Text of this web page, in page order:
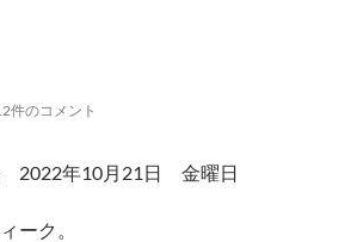
件のコメント
2022年10月21日 金曜日
ーク。